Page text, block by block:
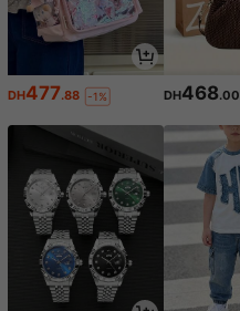
DH477.88 -1% DH468.00